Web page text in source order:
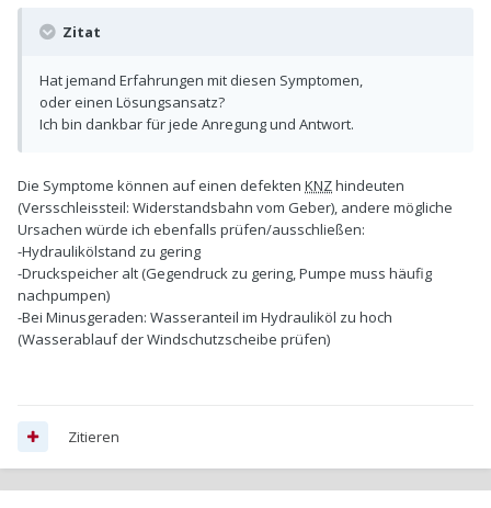
Zitat
Hat jemand Erfahrungen mit diesen Symptomen,
oder einen Lösungsansatz?
Ich bin dankbar für jede Anregung und Antwort.
Die Symptome können auf einen defekten KNZhindeuten
(Versschleissteil: Widerstandsbahn vom Geber), andere mögliche
Ursachen würde ich ebenfalls prüfen/ausschließen:
-Hydraulikölstand zu gering
-Druckspeicher alt (Gegendruck zu gering, Pumpe muss häufig
nachpumpen)
-Bei Minusgeraden: Wasseranteil im Hydrauliköl zu hoch
(Wasserablauf der Windschutzscheibe prüfen)
Zitieren